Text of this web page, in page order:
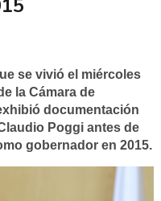
se vivió el miércoles
la Cámara de
documentación
Poggi antes de
gobernador en 2015.